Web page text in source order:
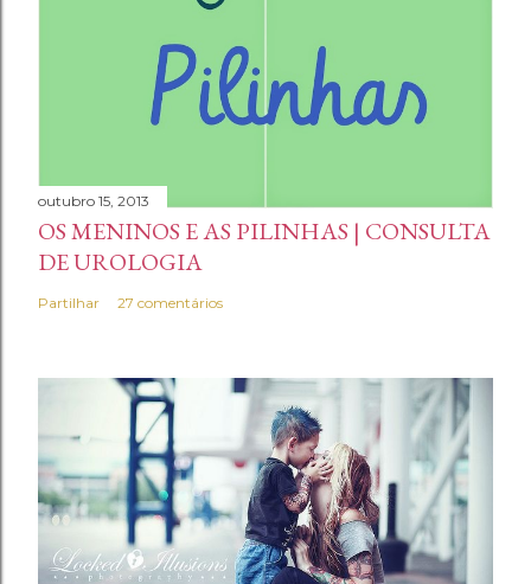
outubro 15, 2013
OS MENINOS E AS PILINHAS | CONSULTA
DE UROLOGIA
Partilhar 27 comentários